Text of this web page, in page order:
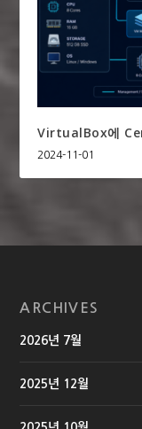
VirtualBox에
2024-11-01
ARCHIVES
2026년 7월
2025년 12월